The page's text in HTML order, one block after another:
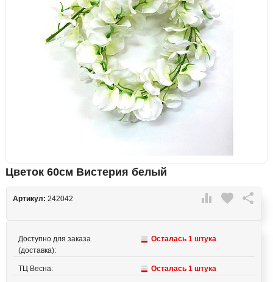
Цветок 60см Вистерия белый
 favorite 
Артикул: 242042
Доступно для заказа
(доставка):
Осталась 1 штука
ТЦ Весна: Осталась 1 штука